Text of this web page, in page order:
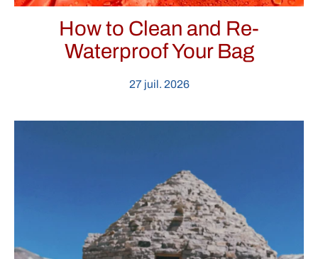
How to Clean and Re-
Waterproof Your Bag
27 juil. 2026